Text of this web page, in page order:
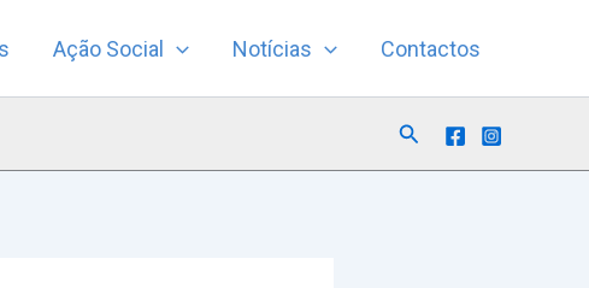
Ação Social Notícias Contactos
Search